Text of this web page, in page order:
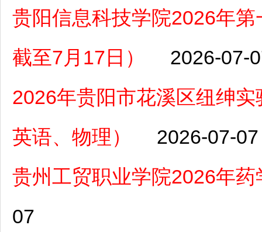
贵阳信息科技学院2026年
截至7月17日）
2026-07-
2026年贵阳市花溪区纽绅
英语、物理）
2026-07-07
贵州工贸职业学院2026年
07